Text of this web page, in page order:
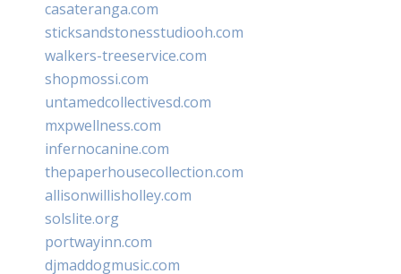
casateranga.com
sticksandstonesstudiooh.com
walkers-treeservice.com
shopmossi.com
untamedcollectivesd.com
mxpwellness.com
infernocanine.com
thepaperhousecollection.com
allisonwillisholley.com
solslite.org
portwayinn.com
djmaddogmusic.com